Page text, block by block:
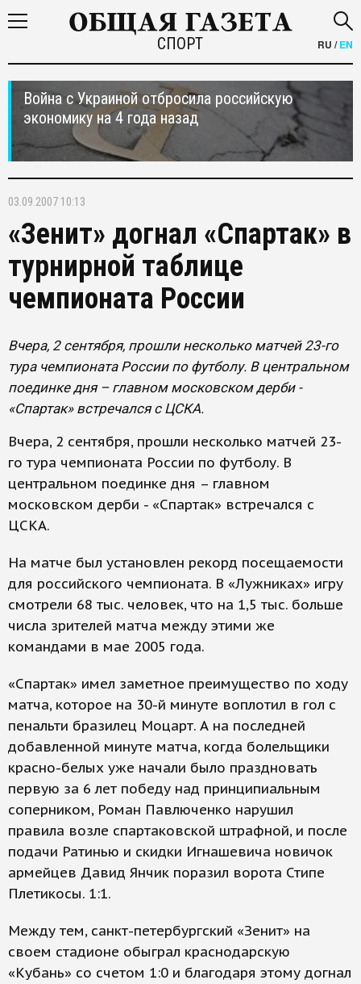
СПОРТ RU /EN
Война с Украиной отбросила российскую
экономику на 4 года назад
03.09.2007 10:13
«Зенит» догнал «Спартак» в
турнирной таблице
чемпионата России
Вчера, 2 сентября, прошли несколько матчей 23-го
тура чемпионата России по футболу. В центральном
поединке дня – главном московском дерби -
«Спартак» встречался с ЦСКА.
Вчера, 2 сентября, прошли несколько матчей 23-
го тура чемпионата России по футболу. В
центральном поединке дня – главном
московском дерби - «Спартак» встречался с
ЦСКА.
На матче был установлен рекорд посещаемости
для российского чемпионата. В «Лужниках» игру
смотрели 68 тыс. человек, что на 1,5 тыс. больше
числа зрителей матча между этими же
командами в мае 2005 года.
«Спартак» имел заметное преимущество по ходу
матча, которое на 30-й минуте воплотил в гол с
пенальти бразилец Моцарт. А на последней
добавленной минуте матча, когда болельщики
красно-белых уже начали было праздновать
первую за 6 лет победу над принципиальным
соперником, Роман Павлюченко нарушил
правила возле спартаковской штрафной, и после
подачи Ратинью и скидки Игнашевича новичок
армейцев Давид Янчик поразил ворота Стипе
Плетикосы. 1:1.
Между тем, санкт-петербургский «Зенит» на
своем стадионе обыграл краснодарскую
«Кубань» со счетом 1:0 и благодаря этому догнал